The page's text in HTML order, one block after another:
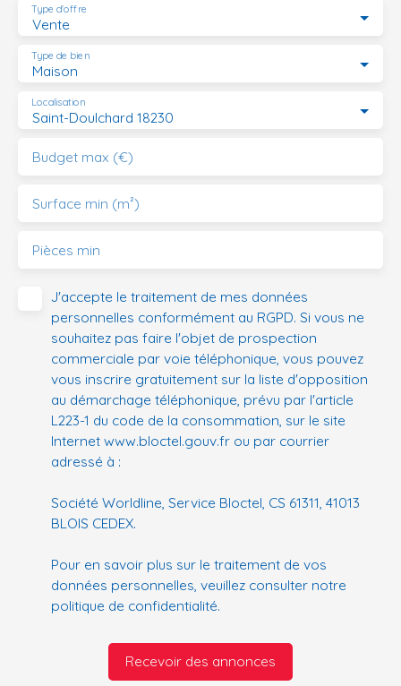
Vente
Type d'offre
Maison
Type de bien
Saint-Doulchard 18230
Localisation
Budget max (€)
Surface min (m²)
Pièces min
J'accepte le traitement de mes données
personnelles conformément au RGPD. Si vous ne
souhaitez pas faire l'objet de prospection
commerciale par voie téléphonique, vous pouvez
vous inscrire gratuitement sur la liste d'opposition
au démarchage téléphonique, prévu par l'article
L223-1 du code de la consommation, sur le site
Internet www.bloctel.gouv.fr ou par courrier
adressé à :
Société Worldline, Service Bloctel, CS 61311, 41013
BLOIS CEDEX.
Pour en savoir plus sur le traitement de vos
données personnelles, veuillez consulter notre
politique de confidentialité.
Recevoir des annonces